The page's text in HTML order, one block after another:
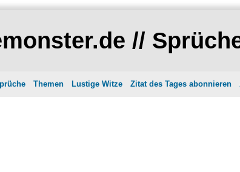
//
Themen Lustige Witze Zitat des Tages abonnieren